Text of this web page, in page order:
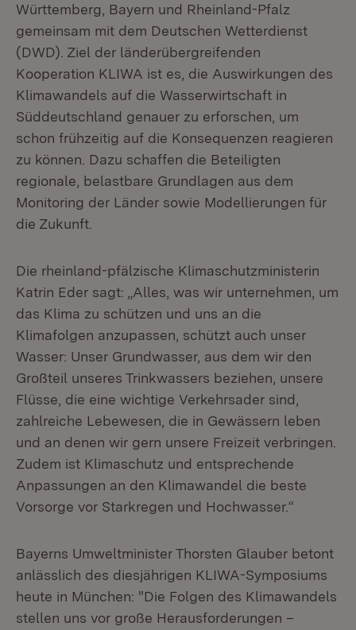
Württemberg, Bayern und Rheinland-Pfalz
gemeinsam mit dem Deutschen Wetterdienst
(DWD). Ziel der länderübergreifenden
Kooperation KLIWA ist es, die Auswirkungen des
Klimawandels auf die Wasserwirtschaft in
Süddeutschland genauer zu erforschen, um
schon frühzeitig auf die Konsequenzen reagieren
zu können. Dazu schaffen die Beteiligten
regionale, belastbare Grundlagen aus dem
Monitoring der Länder sowie Modellierungen für
die Zukunft.
Die rheinland-pfälzische Klimaschutzministerin
Katrin Eder sagt: „Alles, was wir unternehmen, um
das Klima zu schützen und uns an die
Klimafolgen anzupassen, schützt auch unser
Wasser: Unser Grundwasser, aus dem wir den
Großteil unseres Trinkwassers beziehen, unsere
Flüsse, die eine wichtige Verkehrsader sind,
zahlreiche Lebewesen, die in Gewässern leben
und an denen wir gern unsere Freizeit verbringen.
Zudem ist Klimaschutz und entsprechende
Anpassungen an den Klimawandel die beste
Vorsorge vor Starkregen und Hochwasser.“
Bayerns Umweltminister Thorsten Glauber betont
anlässlich des diesjährigen KLIWA-Symposiums
heute in München: "Die Folgen des Klimawandels
stellen uns vor große Herausforderungen –